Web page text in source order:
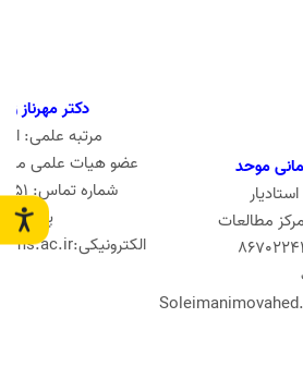
موحد
مطالعات
دکتر مهرناز
مرتبه علمی:
عضو هیات علمی
شماره تماس: 86702251
پست
الکترونیکی: